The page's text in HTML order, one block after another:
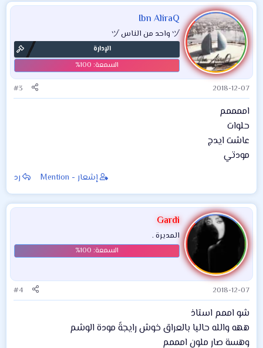
Ibn AliraQ
ヅ واحد من الناس ヅ
الإدارة
2018-12-07
#3
اممممم
حلوات
عاشت ايدج
مودتي
إشعار - Mention رد
Gardi
المديرة .
2018-12-07
#4
شو اممم استاذ
ههه والله حاليا بالعراق خوش رايجةً مودة الوشم
وهسة صار ملون امممم